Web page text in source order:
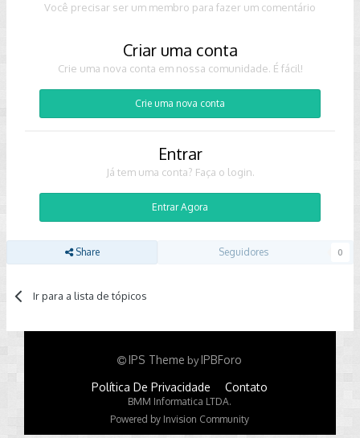
Você precisar ser um membro para fazer um comentário
Criar uma conta
Crie uma nova conta em nossa comunidade. É fácil!
Crie uma nova conta
Entrar
Já tem uma conta? Faça o login.
Entrar Agora
Share Seguidores 0
Ir para a lista de tópicos
IPS Theme byIPBForo
Política De Privacidade Contato
BMM Informatica LTDA.
Powered by Invision Community